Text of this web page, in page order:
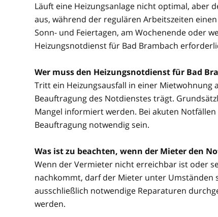
Läuft eine Heizungsanlage nicht optimal, aber
aus, während der regulären Arbeitszeiten
Sonn- und Feiertagen, am Wochenende oder
Heizungsnotdienst für Bad Brambach
Wer muss den Heizungsnotdienst für Bad
Tritt ein Heizungsausfall in einer Mietwohnung
Beauftragung des Notdienstes trägt.
Mangel informiert werden. Bei akuten
Beauftragung notwendig sein.
Was ist zu beachten, wenn der Mieter den
Wenn der Vermieter nicht erreichbar ist oder
nachkommt, darf der Mieter unter Umständen
ausschließlich notwendige Reparaturen
werden.